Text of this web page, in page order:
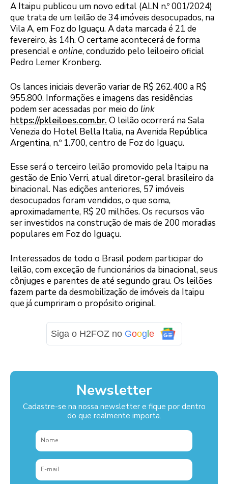
A Itaipu publicou um novo edital (ALN n.º 001/2024)
que trata de um leilão de 34 imóveis desocupados, na
Vila A, em Foz do Iguaçu. A data marcada é 21 de
fevereiro, às 14h. O certame acontecerá de forma
presencial e online, conduzido pelo leiloeiro oficial
Pedro Lemer Kronberg.
Os lances iniciais deverão variar de R$ 262.400 a R$
955.800. Informações e imagens das residências
podem ser acessadas por meio do link
https://pkleiloes.com.br. O leilão ocorrerá na Sala
Venezia do Hotel Bella Italia, na Avenida República
Argentina, n.º 1.700, centro de Foz do Iguaçu.
Esse será o terceiro leilão promovido pela Itaipu na
gestão de Enio Verri, atual diretor-geral brasileiro da
binacional. Nas edições anteriores, 57 imóveis
desocupados foram vendidos, o que soma,
aproximadamente, R$ 20 milhões. Os recursos vão
ser investidos na construção de mais de 200 moradias
populares em Foz do Iguaçu.
Interessados de todo o Brasil podem participar do
leilão, com exceção de funcionários da binacional, seus
cônjuges e parentes de até segundo grau. Os leilões
fazem parte da desmobilização de imóveis da Itaipu
que já cumpriram o propósito original.
Siga o H2FOZ no Goog e
Newsletter
Cadastre-se na nossa newsletter e fique por dentro
do que realmente importa.